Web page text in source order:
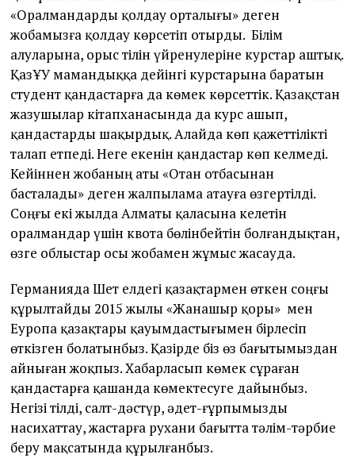
«Оралмандарды қолдау орталығы» деген
жобамызға қолдау көрсетіп отырды. Білім
алуларына, орыс тілін үйренулеріне курстар аштық.
ҚазҰУ мамандыққа дейінгі курстарына баратын
студент қандастарға да көмек көрсеттік. Қазақстан
жазушылар кітапханасында да курс ашып,
қандастарды шақырдық. Алайда көп қажеттілікті
талап етпеді. Неге екенін қандастар көп келмеді.
Кейіннен жобаның аты «Отан отбасынан
басталады» деген жалпылама атауға өзгертілді.
Соңғы екі жылда Алматы қаласына келетін
оралмандар үшін квота бөлінбейтін болғандықтан,
өзге облыстар осы жобамен жұмыс жасауда.
Германияда Шет елдегі қазақтармен өткен соңғы
құрылтайды 2015 жылы «Жанашыр қоры» мен
Еуропа қазақтары қауымдастығымен бірлесіп
өткізген болатынбыз. Қазірде біз өз бағытымыздан
айныған жоқпыз. Хабарласып көмек сұраған
қандастарға қашанда көмектесуге дайынбыз.
Негізі тілді, салт-дәстүр, әдет-ғұрпымызды
насихаттау, жастарға рухани бағытта тәлім-тәрбие
беру мақсатында құрылғанбыз.